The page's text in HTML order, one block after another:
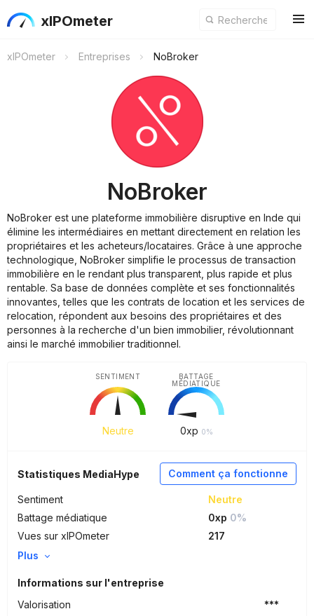
xIPOmeter
xIPOmeter Entreprises NoBroker
NoBroker
NoBroker est une plateforme immobilière disruptive en Inde qui
élimine les intermédiaires en mettant directement en relation les
propriétaires et les acheteurs/locataires. Grâce à une approche
technologique, NoBroker simplifie le processus de transaction
immobilière en le rendant plus transparent, plus rapide et plus
rentable. Sa base de données complète et ses fonctionnalités
innovantes, telles que les contrats de location et les services de
relocation, répondent aux besoins des propriétaires et des
personnes à la recherche d'un bien immobilier, révolutionnant
ainsi le marché immobilier traditionnel.
Neutre
SENTIMENT
0xp 0%
BATTAGE
MÉDIATIQUE
Comment ça fonctionne
Statistiques MediaHype
Sentiment
Neutre
Battage médiatique
0xp 0%
Vues sur xIPOmeter
217
Plus
Informations sur l'entreprise
Valorisation
***